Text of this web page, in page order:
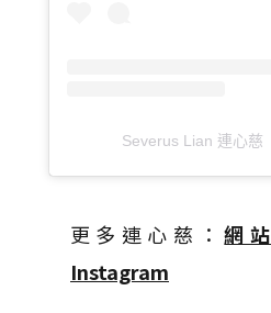
更多連心慈：網站
Instagram